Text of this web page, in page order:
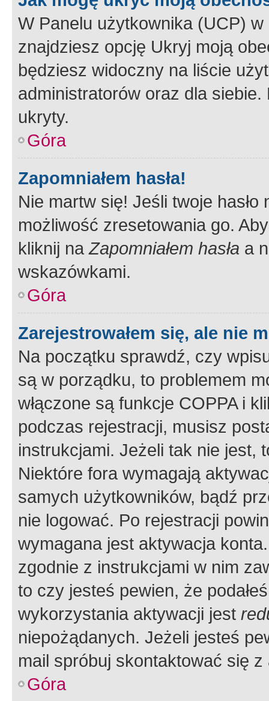
W Panelu użytkownika (UCP) w
znajdziesz opcję Ukryj moją
będziesz widoczny na liście
administratorów oraz dla
ukryty.
Góra
Zapomniałem hasła!
Nie martw się! Jeśli twoje
możliwość zresetowania go.
kliknij naZapomniałem hasła a
wskazówkami.
Góra
Zarejestrowałem się, ale nie
Na początku sprawdź, czy
są w porządku, to problemem
włączone są funkcje COPPA i
podczas rejestracji, musisz
instrukcjami. Jeżeli tak nie jest,
Niektóre fora wymagają
samych użytkowników, bądź
nie logować. Po rejestracji
wymagana jest aktywacja
zgodnie z instrukcjami w nim
to czy jesteś pewien, że
wykorzystania aktywacji jest
niepożądanych. Jeżeli jesteś
mail spróbuj skontaktować się
Góra